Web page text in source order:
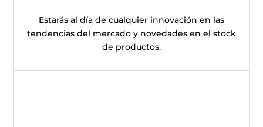
Estarás al día de cualquier innovación en las
tendencias del mercado y novedades en el stock
de productos.